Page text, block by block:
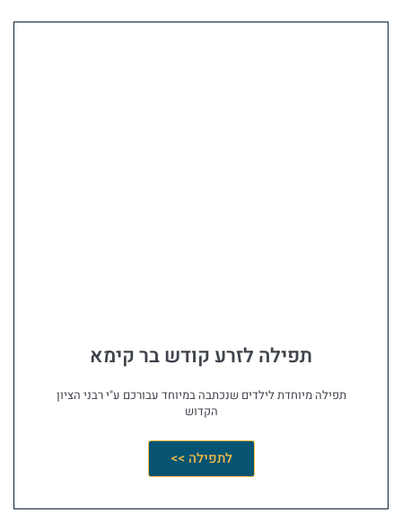
תפילה לזרע קודש בר קימא
תפילה מיוחדת לילדים שנכתבה במיוחד עבורכם ע"י רבני הציון
הקדוש
לתפילה >>